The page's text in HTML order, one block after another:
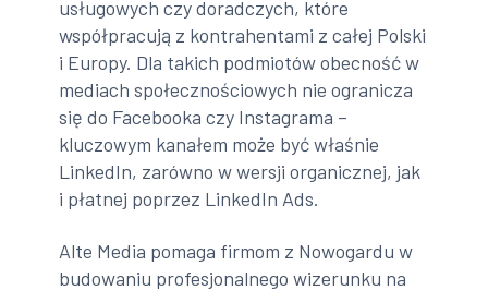
usługowych czy doradczych, które
współpracują z kontrahentami z całej Polski
i Europy. Dla takich podmiotów obecność w
mediach społecznościowych nie ogranicza
się do Facebooka czy Instagrama –
kluczowym kanałem może być właśnie
LinkedIn, zarówno w wersji organicznej, jak
i płatnej poprzez LinkedIn Ads.
Alte Media pomaga firmom z Nowogardu w
budowaniu profesjonalnego wizerunku na